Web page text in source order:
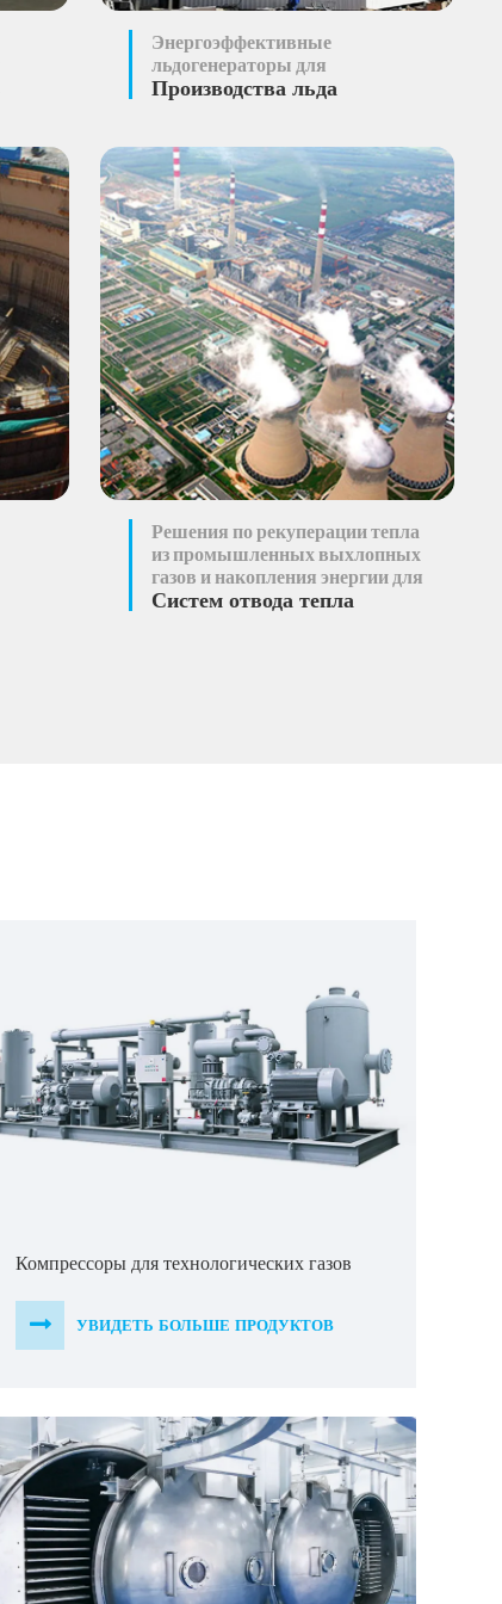
Энергоэффективные
льдогенераторы для
Производства льда
Решения по рекуперации тепла
из промышленных выхлопных
газов и накопления энергии для
Систем отвода тепла
Компрессоры для технологических газов
УВИДЕТЬ БОЛЬШЕ ПРОДУКТОВ